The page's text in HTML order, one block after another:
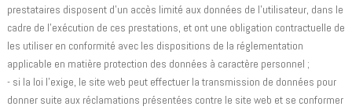
prestataires disposent d'un accès limité aux données de l'utilisateur, dans le
cadre de l'exécution de ces prestations, et ont une obligation contractuelle de
les utiliser en conformité avec les dispositions de la réglementation
applicable en matière protection des données à caractère personnel ;
- si la loi l'exige, le site web peut effectuer la transmission de données pour
donner suite aux réclamations présentées contre le site web et se conformer